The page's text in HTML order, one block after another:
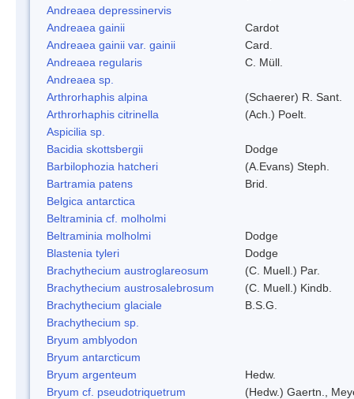
Andreaea depressinervis
Andreaea gainii
Cardot
Andreaea gainii var. gainii
Card.
Andreaea regularis
C. Müll.
Andreaea sp.
Arthrorhaphis alpina
(Schaerer) R. Sant.
Arthrorhaphis citrinella
(Ach.) Poelt.
Aspicilia sp.
Bacidia skottsbergii
Dodge
Barbilophozia hatcheri
(A.Evans) Steph.
Bartramia patens
Brid.
Belgica antarctica
Beltraminia cf. molholmi
Beltraminia molholmi
Dodge
Blastenia tyleri
Dodge
Brachythecium austroglareosum
(C. Muell.) Par.
Brachythecium austrosalebrosum
(C. Muell.) Kindb.
Brachythecium glaciale
B.S.G.
Brachythecium sp.
Bryum amblyodon
Bryum antarcticum
Bryum argenteum
Hedw.
Bryum cf. pseudotriquetrum
(Hedw.) Gaertn.,